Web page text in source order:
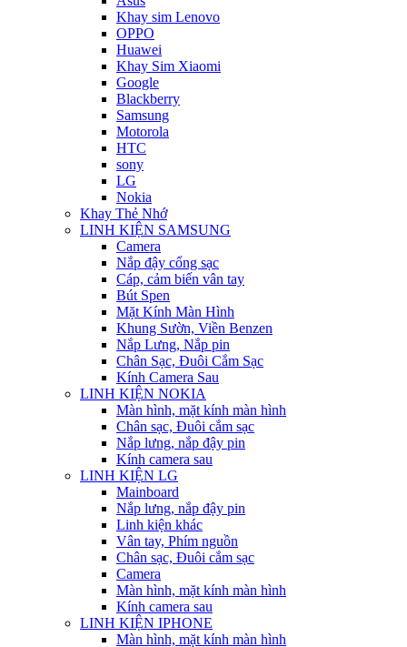
Khay sim Lenovo
OPPO
Huawei
Khay Sim Xiaomi
Google
Blackberry
Samsung
Motorola
HTC
sony
LG
Nokia
Khay Thẻ Nhớ
LINH KIỆN SAMSUNG
Camera
Nắp đậy cổng sạc
Cáp, cảm biến vân tay
Bút Spen
Mặt Kính Màn Hình
Khung Sườn, Viền Benzen
Nắp Lưng, Nắp pin
Chân Sạc, Đuôi Cắm Sạc
Kính Camera Sau
LINH KIỆN NOKIA
Màn hình, mặt kính màn hình
Chân sạc, Đuôi cắm sạc
Nắp lưng, nắp đậy pin
Kính camera sau
LINH KIỆN LG
Mainboard
Nắp lưng, nắp đậy pin
Linh kiện khác
Vân tay, Phím nguồn
Chân sạc, Đuôi cắm sạc
Camera
Màn hình, mặt kính màn hình
Kính camera sau
LINH KIỆN IPHONE
Màn hình, mặt kính màn hình